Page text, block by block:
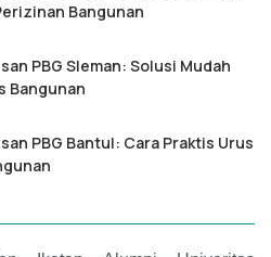
Bangunan
PBG Sleman: Solusi Mudah
Bangunan
PBG Bantul: Cara Praktis Urus